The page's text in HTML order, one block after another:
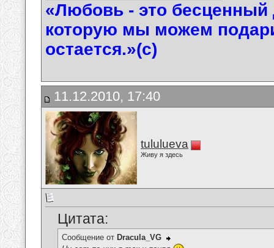
«Любовь - это
которую мы можем
остается.»(с)
11.12.2010, 17:40
tululueva
Живу я здесь
Цитата:
Сообщение от Dracula_VG